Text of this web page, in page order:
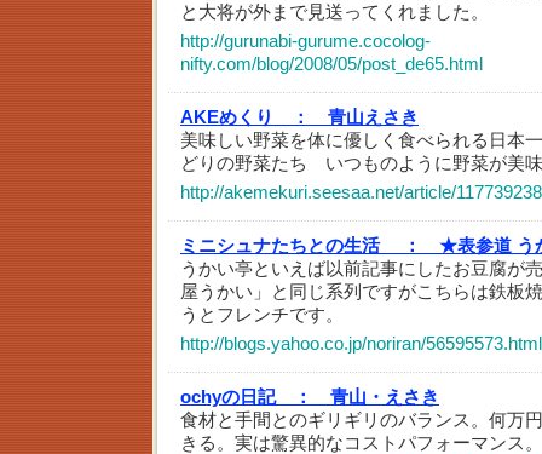
と大将が外まで見送ってくれました。
http://gurunabi-gurume.cocolog-
nifty.com/blog/2008/05/post_de65.html
AKEめくり ：
青山えさき
美味しい野菜を体に優しく食べられる日本
どりの野菜たち いつものように野菜が美
http://akemekuri.seesaa.net/article/
ミニシュナたちとの生活 ：
★表参道 う
うかい亭といえば以前記事にしたお豆腐
屋うかい」と同じ系列ですがこちらは鉄板
うとフレンチです。
http://blogs.yahoo.co.jp/noriran/56595573.html
ochyの日記 ：
青山・えさき
食材と手間とのギリギリのバランス。何万
きる。実は驚異的なコストパフォーマンス。